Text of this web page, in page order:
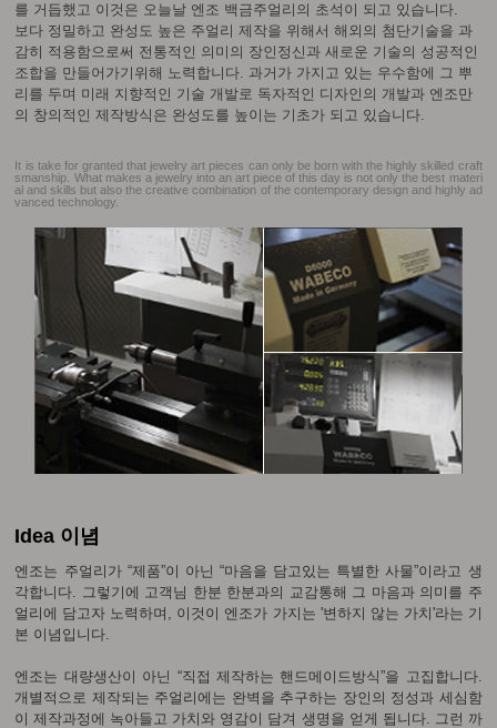
를 거듭했고 이것은 오늘날 엔조 백금주얼리의 초석이 되고 있습니다.
보다 정밀하고 완성도 높은 주얼리 제작을 위해서 해외의 첨단기술을 과
감히 적용함으로써 전통적인 의미의 장인정신과 새로운 기술의 성공적인
조합을 만들어가기위해 노력합니다. 과거가 가지고 있는 우수함에 그 뿌
리를 두며 미래 지향적인 기술 개발로 독자적인 디자인의 개발과 엔조만
의 창의적인 제작방식은 완성도를 높이는 기초가 되고 있습니다.
It is take for granted that jewelry art pieces can only be born with the highly skilled craft
smanship. What makes a jewelry into an art piece of this day is not only the best materi
al and skills but also the creative combination of the contemporary design and highly ad
vanced technology.
Idea 이념
엔조는 주얼리가 “제품”이 아닌 “마음을 담고있는 특별한 사물”이라고 생
각합니다. 그렇기에 고객님 한분 한분과의 교감통해 그 마음과 의미를 주
얼리에 담고자 노력하며, 이것이 엔조가 가지는 '변하지 않는 가치'라는 기
본 이념입니다.
엔조는 대량생산이 아닌 “직접 제작하는 핸드메이드방식”을 고집합니다.
개별적으로 제작되는 주얼리에는 완벽을 추구하는 장인의 정성과 세심함
이 제작과정에 녹아들고 가치와 영감이 담겨 생명을 얻게 됩니다. 그런 까